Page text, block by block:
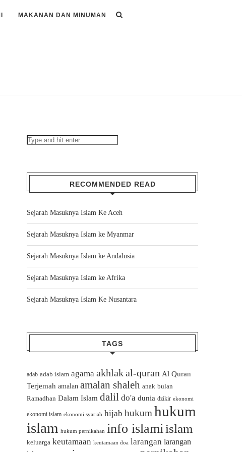
MAKANAN DAN MINUMAN
RECOMMENDED READ
Sejarah Masuknya Islam Ke Aceh
Sejarah Masuknya Islam ke Myanmar
Sejarah Masuknya Islam ke Andalusia
Sejarah Masuknya Islam ke Afrika
Sejarah Masuknya Islam Ke Nusantara
TAGS
adab adab islam agama akhlakal-quran Al Quran
Terjemah amalan amalan shaleh anak bulan
Ramadhan Dalam Islam dalil do'a dunia dzikir ekonomi
ekonomi islam ekonomi syariah hijab hukum hukum
islam hukum pernikahan info islamiislam
keluarga keutamaan keutamaan doa larangan larangan